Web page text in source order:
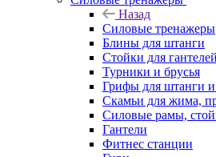
Назад
Силовые тренажеры
Блины для штанги
Стойки для
Турники и брусья
Грифы для штанги и
Скамьи для жима,
Силовые рамы,
Гантели
Фитнес станции